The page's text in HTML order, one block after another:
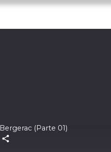
(Parte 01)